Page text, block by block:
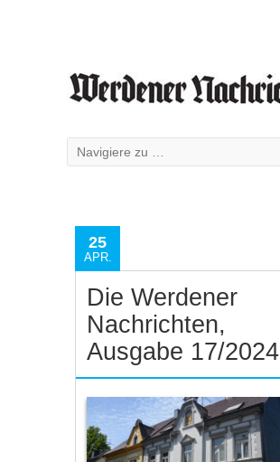
25
APR.
Die Werdener
Nachrichten,
Ausgabe 17/2024